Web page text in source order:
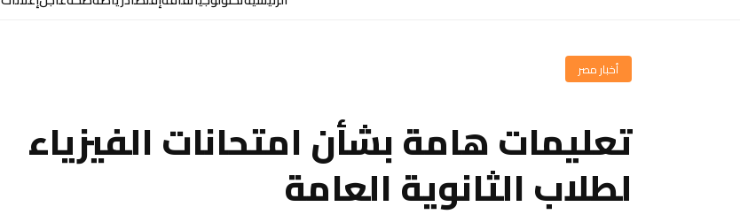
أخبار مصر
تعليمات هامة بشأن امتحانات الفيزياء
لطلاب الثانوية العامة